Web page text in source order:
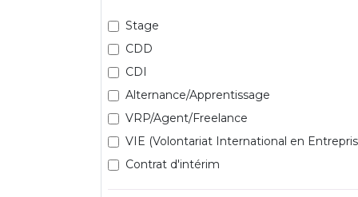
Stage
CDD
CDI
Alternance/Apprentissage
VRP/Agent/Freelance
VIE (Volontariat International en
Contrat d'intérim